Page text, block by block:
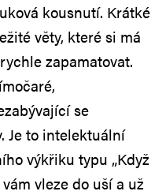
kousnutí. Krátké
věty, které si má
zapamatovat.
se
Je to intelektuální
výkřiku typu „Když
vleze do uší a už